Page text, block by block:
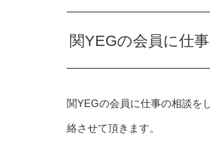
関YEGの会員に仕
関YEGの会員に仕事の相談を
絡させて頂きます。